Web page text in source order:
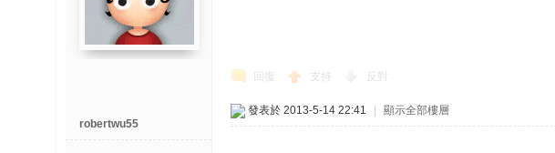
回復 支持 反對
robertwu55
發表於 2013-5-14 22:41 顯示全部樓層